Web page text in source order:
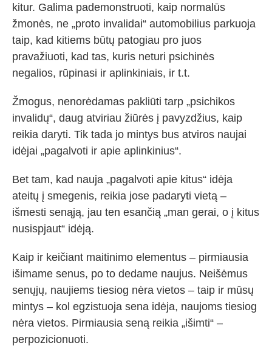
kitur. Galima pademonstruoti, kaip normalūs
žmonės, ne „proto invalidai“ automobilius parkuoja
taip, kad kitiems būtų patogiau pro juos
pravažiuoti, kad tas, kuris neturi psichinės
negalios, rūpinasi ir aplinkiniais, ir t.t.
Žmogus, nenorėdamas pakliūti tarp „psichikos
invalidų“, daug atviriau žiūrės į pavyzdžius, kaip
reikia daryti. Tik tada jo mintys bus atviros naujai
idėjai „pagalvoti ir apie aplinkinius“.
Bet tam, kad nauja „pagalvoti apie kitus“ idėja
ateitų į smegenis, reikia jose padaryti vietą –
išmesti senąją, jau ten esančią „man gerai, o į kitus
nusispjaut“ idėją.
Kaip ir keičiant maitinimo elementus – pirmiausia
išimame senus, po to dedame naujus. Neišėmus
senųjų, naujiems tiesiog nėra vietos – taip ir mūsų
mintys – kol egzistuoja sena idėja, naujoms tiesiog
nėra vietos. Pirmiausia seną reikia „išimti“ –
perpozicionuoti.